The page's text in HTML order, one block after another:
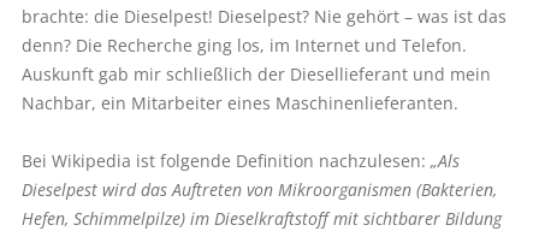
brachte: die Dieselpest! Dieselpest? Nie gehört – was ist das
denn? Die Recherche ging los, im Internet und Telefon.
Auskunft gab mir schließlich der Diesellieferant und mein
Nachbar, ein Mitarbeiter eines Maschinenlieferanten.
Bei Wikipedia ist folgende Definition nachzulesen: „Als
Dieselpest wird das Auftreten von Mikroorganismen (Bakterien,
Hefen, Schimmelpilze) im Dieselkraftstoff mit sichtbarer Bildung